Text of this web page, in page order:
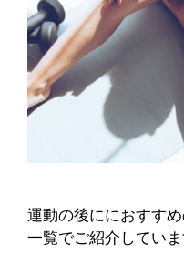
運動の後ににおすす
一覧でご紹介していま